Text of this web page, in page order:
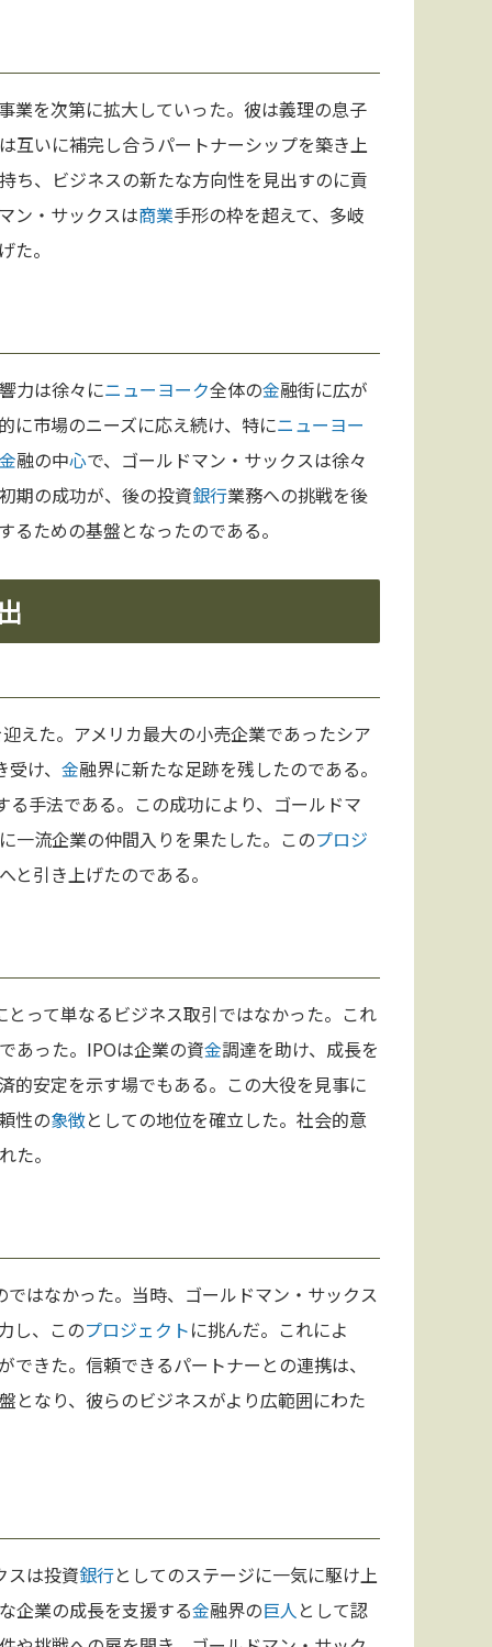
業を次第に拡大していった。彼は義理の息子
互いに補完し合うパートナーシップを築き上
ち、ビジネスの新たな方向性を見出すのに貢
ン・サックスは商業手形の枠を超えて、多岐
た。
力は徐々にニューヨーク全体の金融街に広が
に市場のニーズに応え続け、特にニューヨー
融の中心で、ゴールドマン・サックスは徐々
期の成功が、後の投資銀行業務への挑戦を後
るための基盤となったのである。
えた。アメリカ最大の小売企業であったシア
け、 金融界に新たな足跡を残したのである。
る手法である。この成功により、ゴールドマ
一流企業の仲間入りを果たした。このプロジ
引き上げたのである。
って単なるビジネス取引ではなかった。これ
あった。IPOは企業の資金調達を助け、成長を
的安定を示す場でもある。この大役を見事に
性の象徴としての地位を確立した。社会的意
た。
はなかった。当時、ゴールドマン・サックス
し、このプロジェクトに挑んだ。これによ
きた。信頼できるパートナーとの連携は、
となり、彼らのビジネスがより広範囲にわた
スは投資銀行としてのステージに一気に駆け上
企業の成長を支援する金融界の巨人として認